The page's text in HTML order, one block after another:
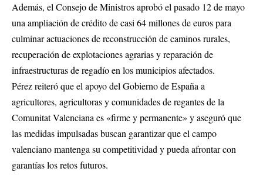
Además, el Consejo de Ministros aprobó el pasado 12 de mayo
una ampliación de crédito de casi 64 millones de euros para
culminar actuaciones de reconstrucción de caminos rurales,
recuperación de explotaciones agrarias y reparación de
infraestructuras de regadío en los municipios afectados.
Pérez reiteró que el apoyo del Gobierno de España a
agricultores, agricultoras y comunidades de regantes de la
Comunitat Valenciana es «firme y permanente» y aseguró que
las medidas impulsadas buscan garantizar que el campo
valenciano mantenga su competitividad y pueda afrontar con
garantías los retos futuros.